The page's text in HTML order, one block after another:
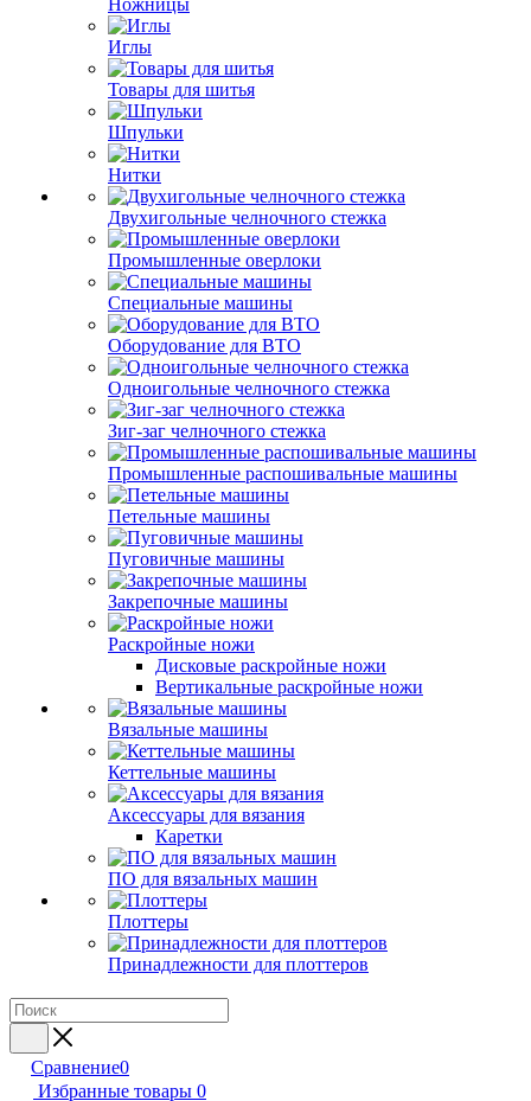
Ножницы
Иглы
Товары для шитья
Шпульки
Нитки
Двухигольные челночного стежка
Промышленные оверлоки
Специальные машины
Оборудование для ВТО
Одноигольные челночного стежка
Зиг-заг челночного стежка
Промышленные распошивальные машины
Петельные машины
Пуговичные машины
Закрепочные машины
Раскройные ножи
Дисковые раскройные ножи
Вертикальные раскройные ножи
Вязальные машины
Кеттельные машины
Аксессуары для вязания
Каретки
ПО для вязальных машин
Плоттеры
Принадлежности для плоттеров
Сравнение0
Избранные товары 0